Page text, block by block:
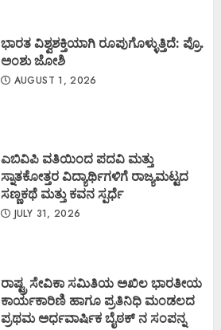
ಭಾರತ ವಿಶ್ವಶಕ್ತಿಯಾಗಿ ರೂಪುಗೊಳ್ಳುತ್ತಿದೆ: ಪ್ರೊ.
ಅಂಶು ಜೋಶಿ
AUGUST 1, 2026
ಎಬಿವಿಪಿ ವತಿಯಿಂದ ಪದವಿ ಮತ್ತು
ಸ್ನಾತಕೋತ್ತರ ವಿದ್ಯಾರ್ಥಿಗಳಿಗೆ ರಾಜ್ಯಮಟ್ಟದ
ಸಣ್ಣಕಥೆ ಮತ್ತು ಕವನ ಸ್ಪರ್ಧೆ
JULY 31, 2026
ರಾಷ್ಟ್ರ ಸೇವಿಕಾ ಸಮಿತಿಯ ಅಖಿಲ ಭಾರತೀಯ
ಕಾರ್ಯಕಾರಿಣಿ ಹಾಗೂ ಪ್ರತಿನಿಧಿ ಮಂಡಲದ
ಪ್ರಥಮ ಅರ್ಧವಾರ್ಷಿಕ ಬೈಠಕ್ ನ ಸಂಪನ್ನ